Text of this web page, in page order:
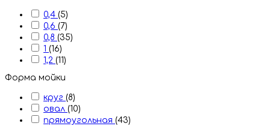
0,4 (5)
0,6 (7)
0,8 (35)
1 (16)
1,2 (11)
Форма мойки
круг (8)
овал (10)
прямоугольная (43)